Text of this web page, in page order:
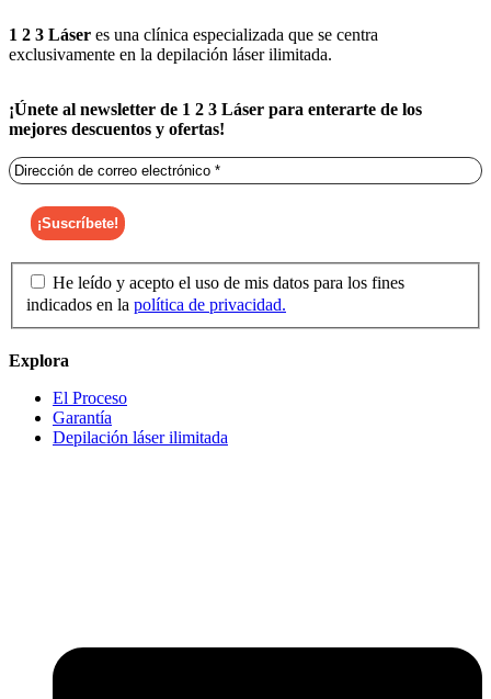
1 2 3 Láser es una clínica especializada que se centra
exclusivamente en la depilación láser ilimitada.
¡Únete al newsletter de 1 2 3 Láser para enterarte de los
mejores descuentos y ofertas!
He leído y acepto el uso de mis datos para los fines
indicados en la política de privacidad.
Explora
El Proceso
Garantía
Depilación láser ilimitada